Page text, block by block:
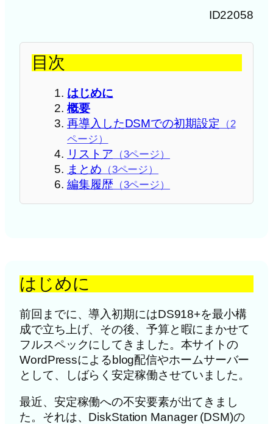
ID22058
目次
はじめに
概要
再導入したDSMでの初期設定 （2
ページ）
リストア （3ページ）
まとめ （3ページ）
編集履歴（3ページ）
はじめに
前回までに、導入初期にはDS918+を最小構
成で立ち上げ、その後、予算と暇にまかせて
フルスペックにしてきました。本サイトの
WordPressによるblog配信やホームサーバー
として、しばらく安定稼働させていました。
最近、安定稼働への不安要素が出てきまし
た。それは、DiskStation Manager (DSM)の